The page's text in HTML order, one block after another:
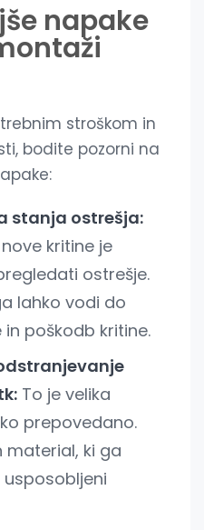
napake
stroškom in
bodite pozorni na
stanja ostrešja:
kritine je
ostrešje.
lahko vodi do
poškodb kritine.
To je velika
prepovedano.
material, ki ga